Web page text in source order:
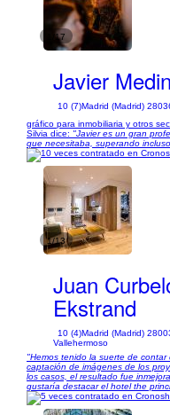
1/17
Javier
10 (7)Madrid (Madrid)
gráfico para inmobiliaria y otros
Silvia dice: "Javier es un gran
que necesitaba, superando
1/13
Juan
Ekstrand
10 (4)Madrid (Madrid)
Vallehermoso
"Hemos tenido la suerte de
captación de imágenes de los
los casos, el resultado fue
gustaría destacar el hotel the